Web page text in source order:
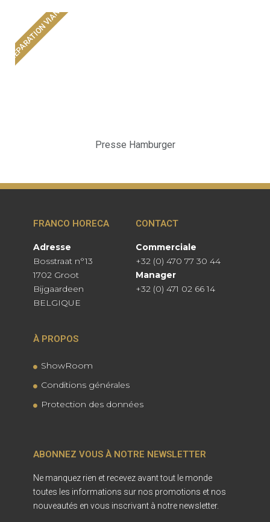
Presse Hamburger
PRÉPARATION VIANDE
FRANCO HORECA
Adresse
Bosstraat n°13
1702 Groot
Bijgaardeen
BELGIQUE
CONTACT
Commerciale
+32 (0) 470 77 30 44
Manager
+32 (0) 471 02 66 14
À PROPOS
ShowRoom
Conditions générales
Protection des données
ABONNEZ VOUS À NOTRE NEWSLETTER
Ne manquez rien et recevez avant tout le monde
toutes les informations sur nos promotions et nos
nouveautés en vous inscrivant à notre newsletter.